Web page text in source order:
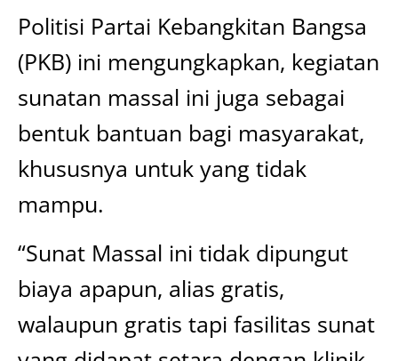
Politisi Partai Kebangkitan Bangsa
(PKB) ini mengungkapkan, kegiatan
sunatan massal ini juga sebagai
bentuk bantuan bagi masyarakat,
khususnya untuk yang tidak
mampu.
“Sunat Massal ini tidak dipungut
biaya apapun, alias gratis,
walaupun gratis tapi fasilitas sunat